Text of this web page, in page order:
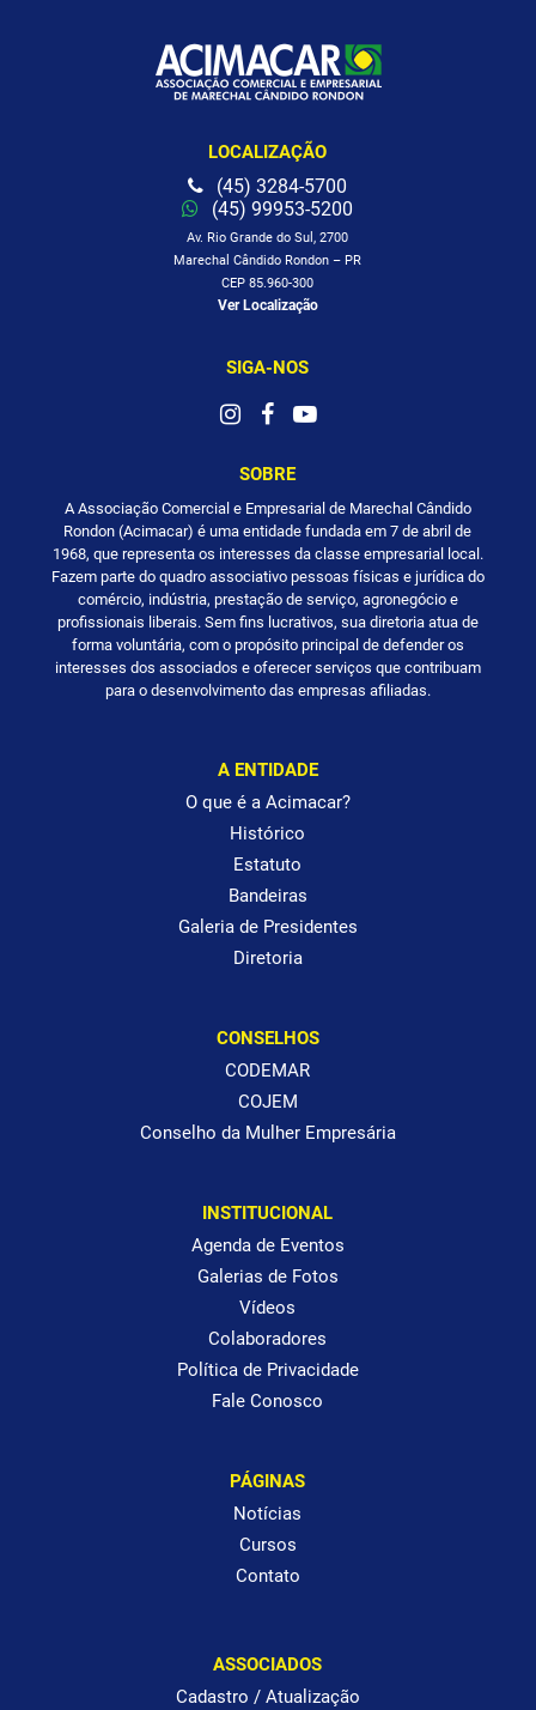
LOCALIZAÇÃO
(45) 3284-5700
(45) 99953-5200
Av. Rio Grande do Sul, 2700
Marechal Cândido Rondon – PR
CEP 85.960-300
Ver Localização
SIGA-NOS
SOBRE
A Associação Comercial e Empresarial de Marechal Cândido
Rondon (Acimacar) é uma entidade fundada em 7 de abril de
1968, que representa os interesses da classe empresarial local.
Fazem parte do quadro associativo pessoas físicas e jurídica do
comércio, indústria, prestação de serviço, agronegócio e
profissionais liberais. Sem fins lucrativos, sua diretoria atua de
forma voluntária, com o propósito principal de defender os
interesses dos associados e oferecer serviços que contribuam
para o desenvolvimento das empresas afiliadas.
A ENTIDADE
O que é a Acimacar?
Histórico
Estatuto
Bandeiras
Galeria de Presidentes
Diretoria
CONSELHOS
CODEMAR
COJEM
Conselho da Mulher Empresária
INSTITUCIONAL
Agenda de Eventos
Galerias de Fotos
Vídeos
Colaboradores
Política de Privacidade
Fale Conosco
PÁGINAS
Notícias
Cursos
Contato
ASSOCIADOS
Cadastro / Atualização